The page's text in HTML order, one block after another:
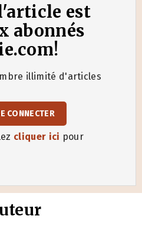
est
abonnés
illimité d'articles
CONNECTER
cliquer ici pour